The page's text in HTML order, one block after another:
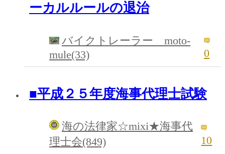
ーカルルールの退治
バイクトレーラー moto-
mule(33)
0
■平成２５年度海事代理士試験
海の法律家☆mixi★海事代
理士会(849)
10